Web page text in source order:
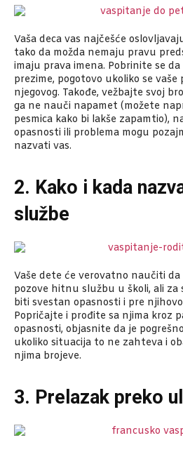
Vaša deca vas najčešće
tako da možda nemaju pravu
imaju prava imena. Pobrinite se
prezime, pogotovo ukoliko se
njegovog. Takođe, vežbajte svoj
ga ne nauči napamet (možete
pesmica kako bi lakše zapamtio),
opasnosti ili problema mogu
nazvati vas.
2. Kako i kada
službe
Vaše dete će verovatno naučiti
pozove hitnu službu u školi, ali za
biti svestan opasnosti i pre
Popričajte i prođite sa njima kroz
opasnosti, objasnite da je
ukoliko situacija to ne zahteva i
njima brojeve.
3. Prelazak preko